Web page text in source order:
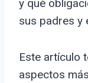
y qué
sus padres y
Este artículo
aspectos